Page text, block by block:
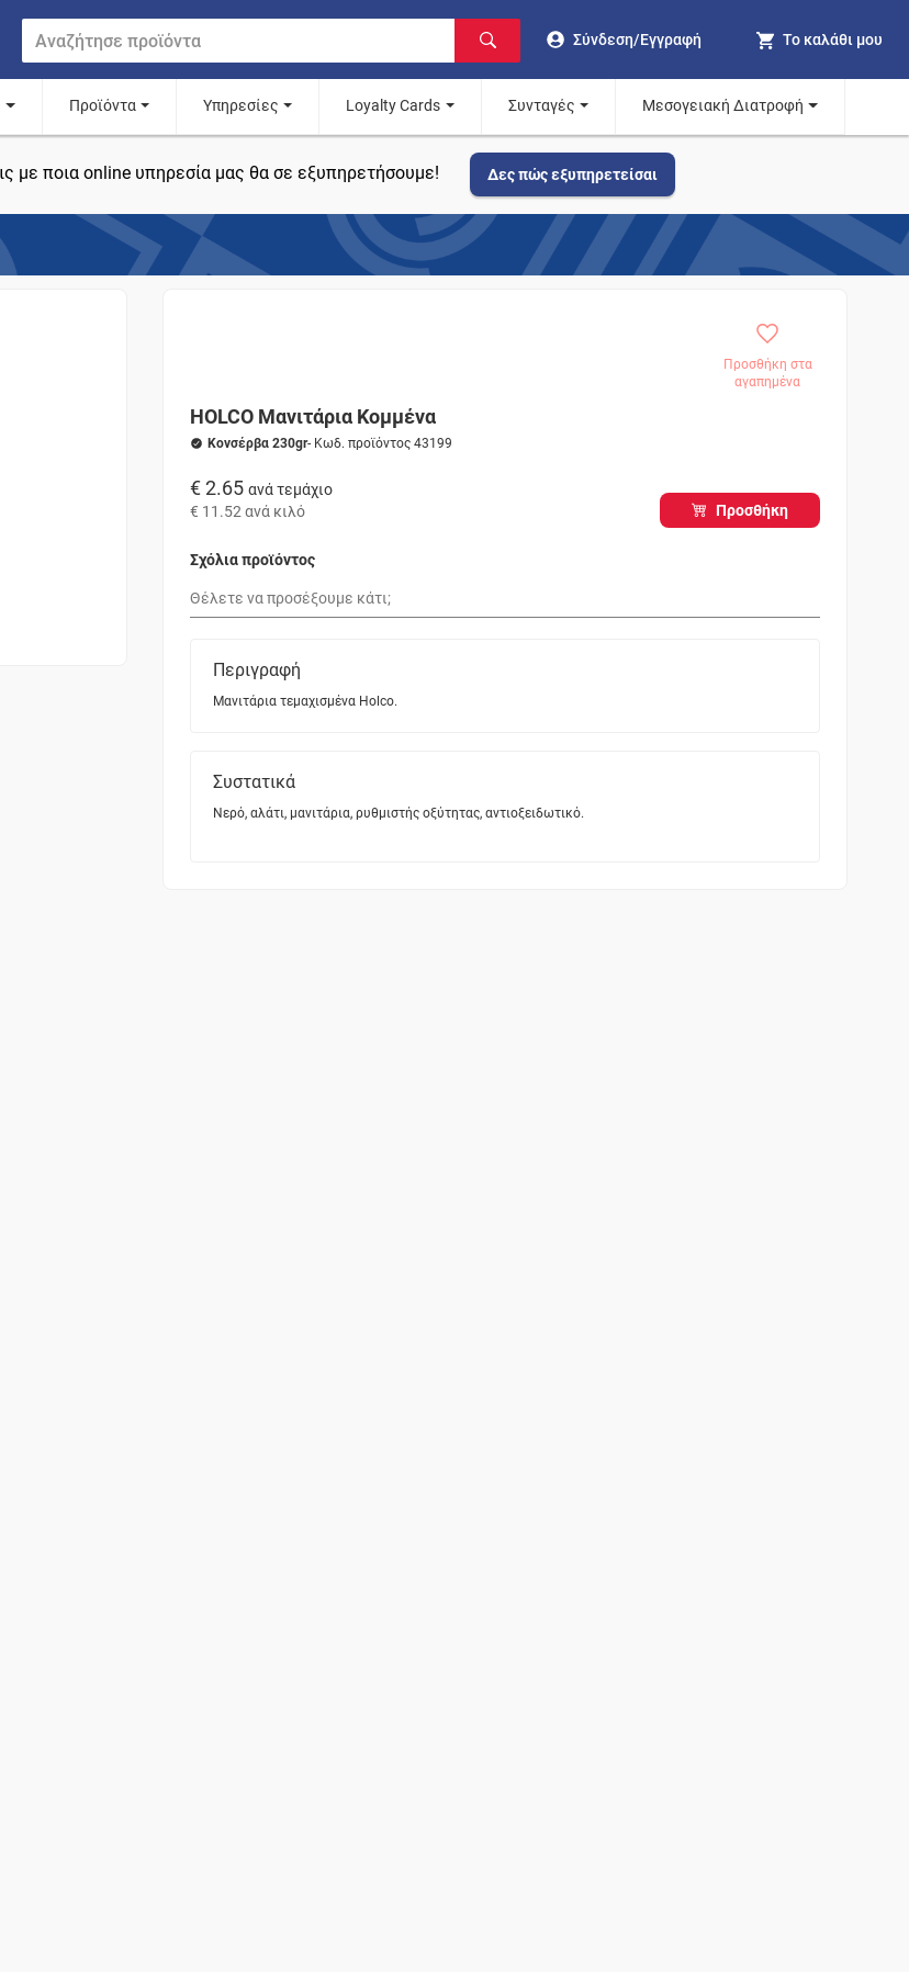
Σύνδεση/Εγγραφή Το καλάθι μου
Προϊόντα Υπηρεσίες Loyalty Cards Συνταγές Μεσογειακή Διατροφή
με ποια online υπηρεσία μας θα σε εξυπηρετήσουμε! Δες πώς εξυπηρετείσαι
Προσθήκη στα
αγαπημένα
HOLCO Μανιτάρια Κομμένα
Κονσέρβα 230gr- Κωδ. προϊόντος 43199
€ 2.65 ανά τεμάχιο
€ 11.52 ανά κιλό Προσθήκη
Σχόλια προϊόντος
Περιγραφή
Μανιτάρια τεμαχισμένα Holco.
Συστατικά
Νερό, αλάτι, μανιτάρια, ρυθμιστής οξύτητας, αντιοξειδωτικό.